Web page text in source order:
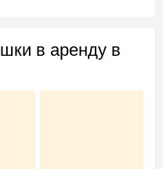
в аренду в